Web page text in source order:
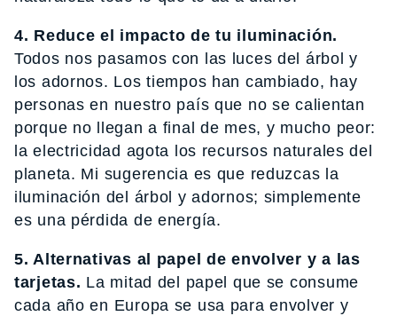
4. Reduce el impacto de tu iluminación.
Todos nos pasamos con las luces del árbol y
los adornos. Los tiempos han cambiado, hay
personas en nuestro país que no se calientan
porque no llegan a final de mes, y mucho peor:
la electricidad agota los recursos naturales del
planeta. Mi sugerencia es que reduzcas la
iluminación del árbol y adornos; simplemente
es una pérdida de energía.
5. Alternativas al papel de envolver y a las
tarjetas. La mitad del papel que se consume
cada año en Europa se usa para envolver y